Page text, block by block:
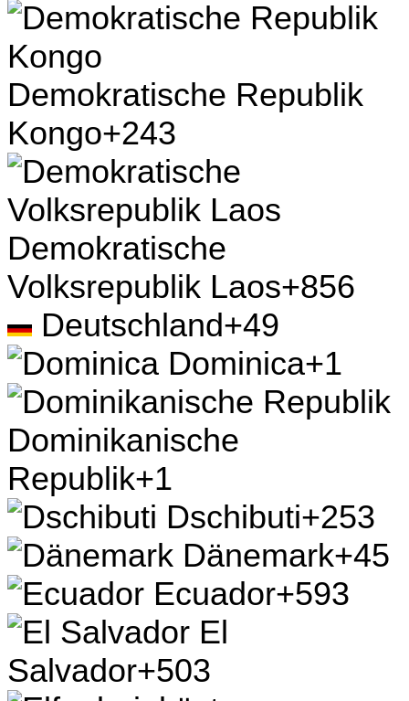
Demokratische Republik
Kongo+243
Demokratische
Volksrepublik Laos+856
Deutschland+49
Dominica+1
Dominikanische
Republik+1
Dschibuti+253
Dänemark+45
Ecuador+593
El
Salvador+503